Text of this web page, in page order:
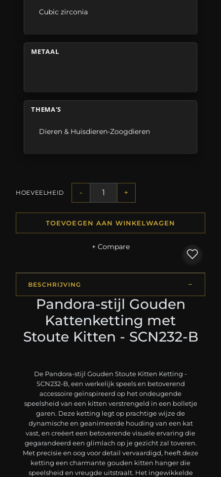
Cubic zirconia
METAAL
THEMA'S
Dieren & Huisdieren-Zoogdieren
HOEVEELHEID - +
TOEVOEGEN AAN WINKELWAGEN
+ Compare
BESCHRIJVING
Pandora-stijl Gouden
Kattenketting met
Stoute Kitten - SCN232-B
De Pandora-stijl Gouden Stoute Kitten Ketting -
SCN232-B, een werkelijk speels en betoverend
accessoire geïnspireerd op het ondeugende
speelsheid van een kitten verstrengeld in een bolletje
garen. Deze ketting legt op prachtige wijze de
dynamische en geanimeerde houding van een kat
vast, en creëert een betoverende visuele ervaring die
gegarandeerd een glimlach op je gezicht zal toveren.
Met precisie en oog voor detail vervaardigd, heeft deze
ketting een charmante gouden kitten hanger die
speelsheid en vreugde uitstraalt. Het ingewikkelde